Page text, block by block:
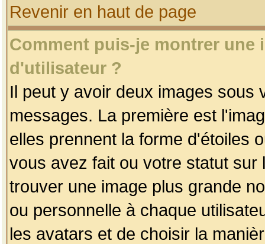
Revenir en haut de page
Comment puis-je montrer une
d'utilisateur ?
Il peut y avoir deux images sous
messages. La première est
elles prennent la forme d'étoiles
vous avez fait ou votre statut
trouver une image plus grande
ou personnelle à chaque
les avatars et de choisir la